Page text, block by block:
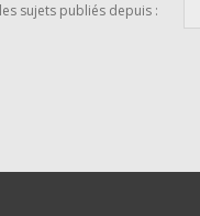
sujets publiés depuis :